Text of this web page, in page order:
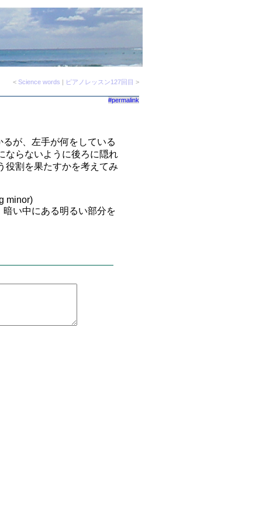
< Science words ピアノレッスン127回目 >
#permalink
が、左手が何をしている
ならないように後ろに隠れ
役割を果たすかを考えてみ
minor)
い中にある明るい部分を